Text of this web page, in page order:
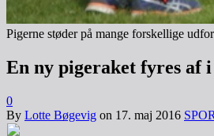
Pigerne støder på mange forskellige
En ny pigeraket fyres af
0
By Lotte Bøgevig on 17. maj 2016